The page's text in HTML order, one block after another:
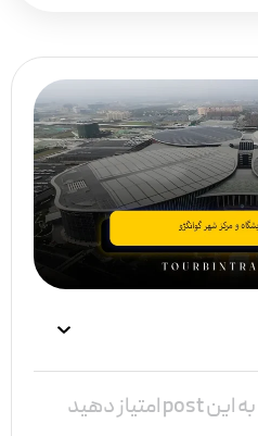
به این post امتیاز دهید